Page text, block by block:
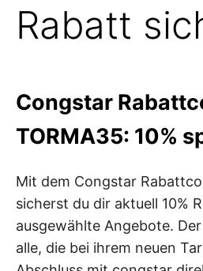
Rabatt
Congstar
TORMA35: 10%
Mit dem Congstar
sicherst du dir aktuell 10%
ausgewählte Angebote.
alle, die bei ihrem neuen